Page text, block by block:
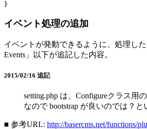
}
イベント処理の追加
イベントが発動できるように、処理し
Events」以下が追記した内容。
2015/02/16 追記
setting.php は、Configureクラス用
なので bootstrap が良いのでは？
■ 参考URL: http://basercms.net/functions/